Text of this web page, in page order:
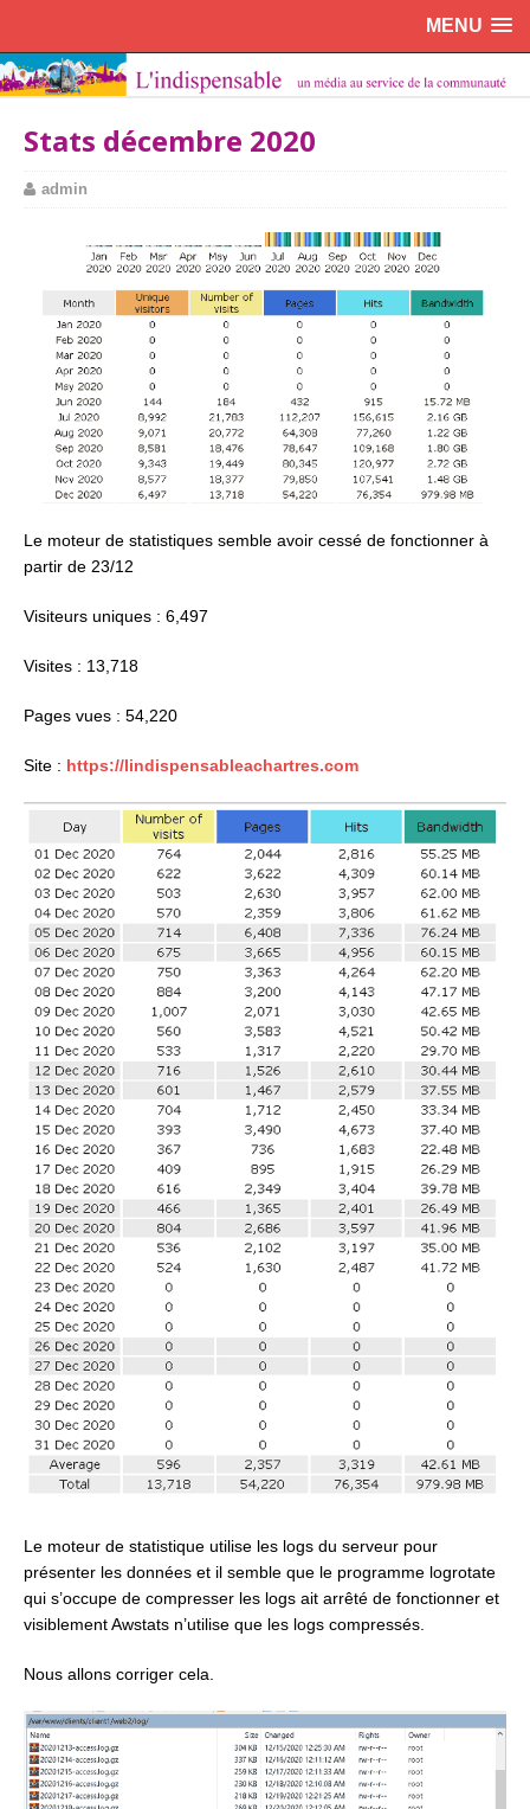
MENU
Stats décembre 2020
admin
Le moteur de statistiques semble avoir cessé de fonctionner à
partir de 23/12
Visiteurs uniques : 6,497
Visites : 13,718
Pages vues : 54,220
Site : https://lindispensableachartres.com
Le moteur de statistique utilise les logs du serveur pour
présenter les données et il semble que le programme logrotate
qui s’occupe de compresser les logs ait arrêté de fonctionner et
visiblement Awstats n’utilise que les logs compressés.
Nous allons corriger cela.